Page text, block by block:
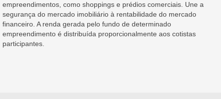
empreendimentos, como shoppings e prédios comerciais. Une a
segurança do mercado imobiliário à rentabilidade do mercado
financeiro. A renda gerada pelo fundo de determinado
empreendimento é distribuída proporcionalmente aos cotistas
participantes.